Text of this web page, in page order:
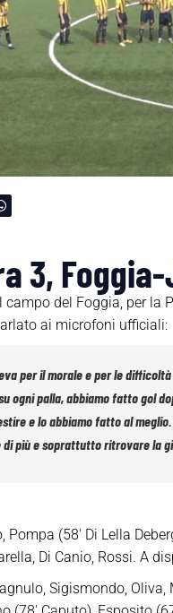
3,
campo del Foggia, per la
ai microfoni ufficiali:
per il morale e per le
ogni palla, abbiamo fatto gol
e lo abbiamo fatto al
di più e soprattutto ritrovare la
Pompa (58′ Di Lella
Di Canio, Rossi. A
Sigismondo,